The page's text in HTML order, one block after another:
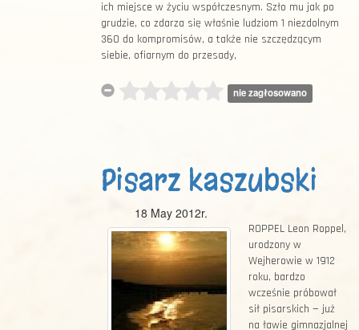
ich miejsce w życiu współczesnym. Szło mu jak po
grudzie, co zdarza się właśnie ludziom 1 niezdolnym
360 do kompromisów, a także nie szczędzącym
siebie, ofiarnym do przesady,
nie zagłosowano
Pisarz kaszubski
18 May 2012r.
ROPPEL Leon Roppel,
urodzony w
Wejherowie w 1912
roku, bardzo
wcześnie próbował
sił pisarskich — już
na ławie gimnazjalnej